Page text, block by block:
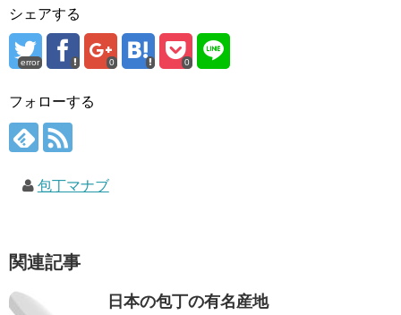
シェアする
error 0 0
フォローする
包丁マナブ
関連記事
日本の包丁の有名産地